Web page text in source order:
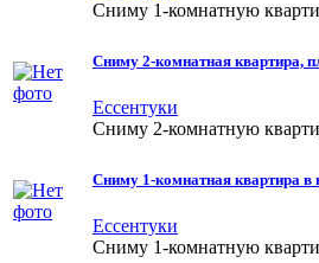
Сниму 1-комнатную
Сниму 2-комнатная квартира,
Ессентуки
Сниму 2-комнатную
Сниму 1-комнатная квартира в
Ессентуки
Сниму 1-комнатную